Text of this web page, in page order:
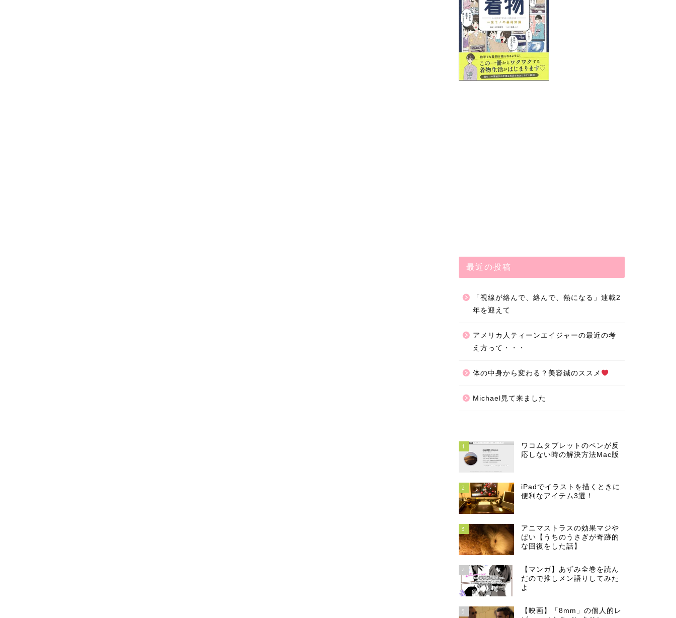
最近の投稿
「視線が絡んで、絡んで、熱になる」連載2
年を迎えて
アメリカ人ティーンエイジャーの最近の考
え方って・・・
体の中身から変わる？美容鍼のススメ
Michael見て来ました
1
ワコムタブレットのペンが反
応しない時の解決方法Mac版
2
iPadでイラストを描くときに
便利なアイテム3選！
3
アニマストラスの効果マジや
ばい【うちのうさぎが奇跡的
な回復をした話】
4
【マンガ】あずみ全巻を読ん
だので推しメン語りしてみた
よ
5
【映画】「8mm」の個人的レ